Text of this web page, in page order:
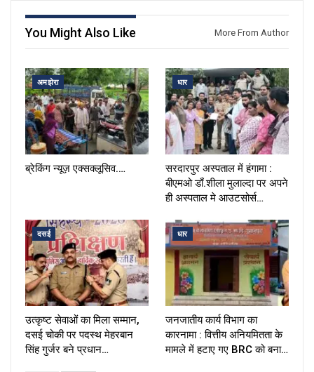
You Might Also Like More From Author
अमझेरा
ब्रेकिंग न्यूज़ एक्सक्लूसिव.…
धार
सरदारपुर अस्पताल में हंगामा :
बीएमओ डाँ.शीला मुलाल्दा पर अपने
ही अस्पताल मे आउटसोर्स…
दसई
उत्कृष्ट सेवाओं का मिला सम्मान,
दसई चोकी पर पदस्थ मेहरबान
सिंह गुर्जर बने प्रधान…
धार
जनजातीय कार्य विभाग का
कारनामा : वित्तीय अनियमितता के
मामले में हटाए गए BRC को बना…